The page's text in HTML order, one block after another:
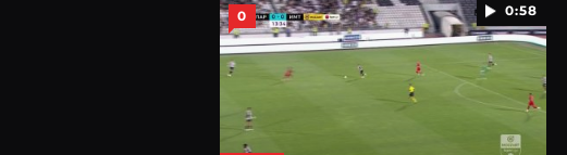
0:58
0